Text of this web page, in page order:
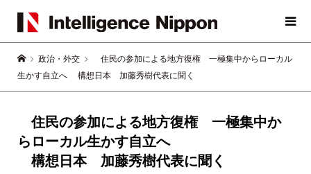
政治・外交
住民の参加による地方復権 一極集中からローカル
生かす自立へ 構想日本 加藤秀樹代表に聞く
住民の参加による地方復権 一極集中か
らローカル生かす自立へ
構想日本 加藤秀樹代表に聞く